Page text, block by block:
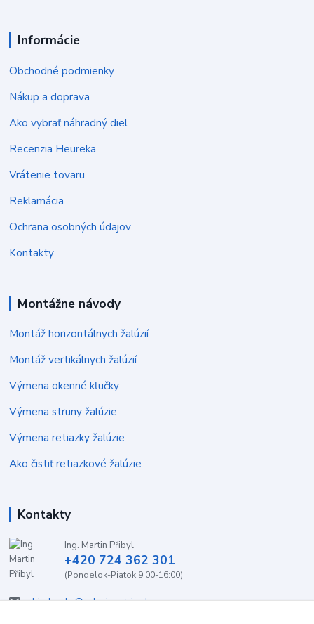
Informácie
Obchodné podmienky
Nákup a doprava
Ako vybrať náhradný diel
Recenzia Heureka
Vrátenie tovaru
Reklamácia
Ochrana osobných údajov
Kontakty
Montážne návody
Montáž horizontálnych žalúzií
Montáž vertikálnych žalúzií
Výmena okenné kľučky
Výmena struny žalúzie
Výmena retiazky žalúzie
Ako čistiť retiazkové žalúzie
Kontakty
Ing. Martin Přibyl
+420 724 362 301
(Pondelok-Piatok 9:00-16:00)
objednavky@zaluzieservis.sk